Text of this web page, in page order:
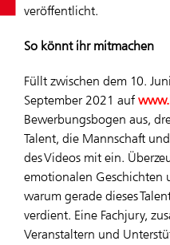
veröffentlicht.
So könnt ihr mitmachen
Füllt zwischen dem 10.
September 2021 auf
Bewerbungsbogen aus,
Talent, die Mannschaft
des Videos mit ein.
emotionalen Geschichten
warum gerade dieses
verdient. Eine Fachjury,
Veranstaltern und